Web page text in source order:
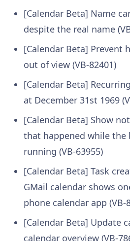
[Calendar Beta] Name
despite the real name
[Calendar Beta] Prevent
out of view (VB-82401)
[Calendar Beta]
at December 31st 1969
[Calendar Beta] Show
that happened while the
running (VB-63955)
[Calendar Beta] Task
GMail calendar shows
phone calendar app (VB-
[Calendar Beta] Update
calendar overview (VB-